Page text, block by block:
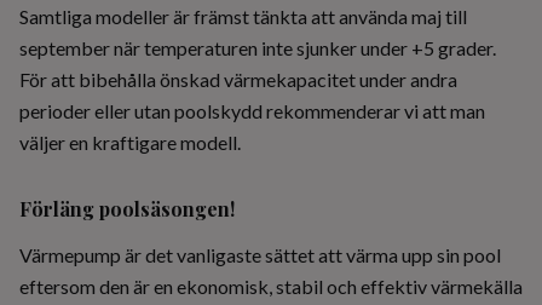
Samtliga modeller är främst tänkta att använda maj till
september när temperaturen inte sjunker under +5 grader.
För att bibehålla önskad värmekapacitet under andra
perioder eller utan poolskydd rekommenderar vi att man
väljer en kraftigare modell.
Förläng poolsäsongen!
Värmepump är det vanligaste sättet att värma upp sin pool
eftersom den är en ekonomisk, stabil och effektiv värmekälla